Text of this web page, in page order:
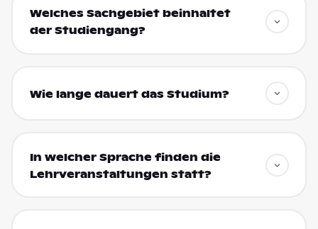
Welches Sachgebiet beinhaltet
der Studiengang?
Wie lange dauert das Studium?
In welcher Sprache finden die
Lehrveranstaltungen statt?